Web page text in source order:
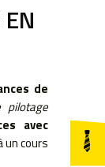
de
pilotage
avec
un cours